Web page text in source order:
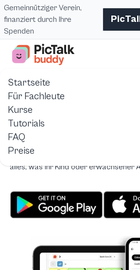
Gemeinnütziger Verein,
finanziert durch Ihre
Spenden
Startseite
Für Fachleute
Kurse
Tutorials
FAQ
Preise
Startseite
Das Tablet: Ein
Personen
Kostenlose Kommunikationslösung auf
und iPads. Piktogramme,
alles, was Ihr Kind oder erwachsener